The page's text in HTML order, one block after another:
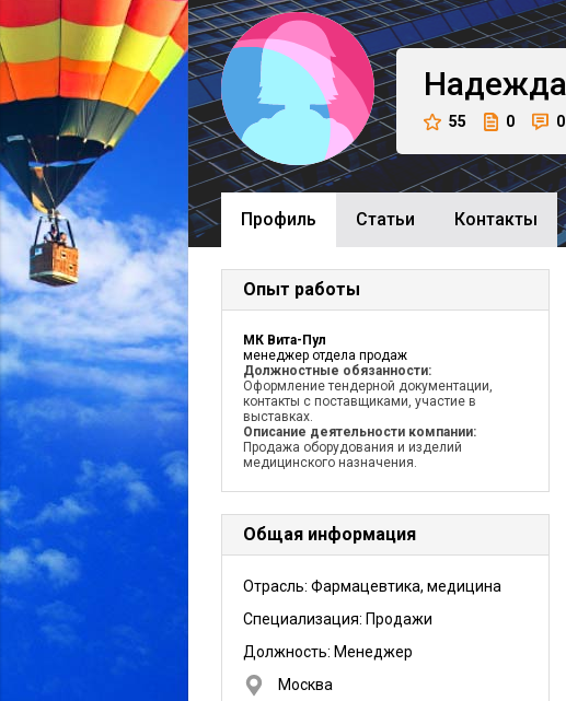
Надежда
55 0 0
Профиль Cтатьи Контакты
Опыт работы
МК Вита-Пул
менеджер отдела продаж
Должностные обязанности:
Оформление тендерной документации,
контакты с поставщиками, участие в
выставках.
Описание деятельности компании:
Продажа оборудования и изделий
медицинского назначения.
Общая информация
Отрасль: Фармацевтика, медицина
Специализация: Продажи
Должность: Менеджер
Москва